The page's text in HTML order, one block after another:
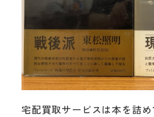
宅配買取サービスは本を詰